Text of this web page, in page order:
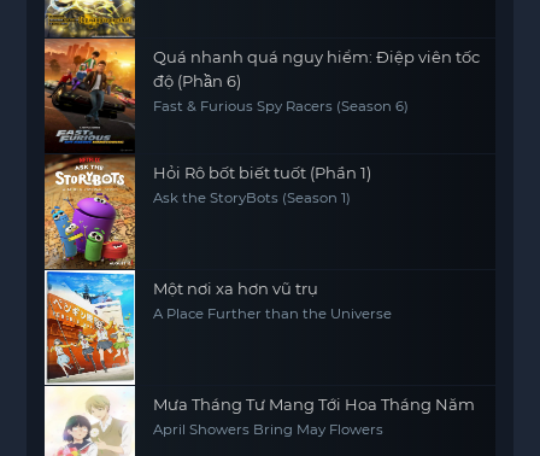
Quá nhanh quá nguy hiểm: Điệp viên tốc
độ (Phần 6)
Fast & Furious Spy Racers (Season 6)
Hỏi Rô bốt biết tuốt (Phần 1)
Ask the StoryBots (Season 1)
Một nơi xa hơn vũ trụ
A Place Further than the Universe
Mưa Tháng Tư Mang Tới Hoa Tháng Năm
April Showers Bring May Flowers